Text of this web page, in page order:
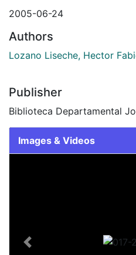
2005-06-24
Authors
Lozano Liseche, Hector
Publisher
Biblioteca Departamental
Images & Videos
Previous